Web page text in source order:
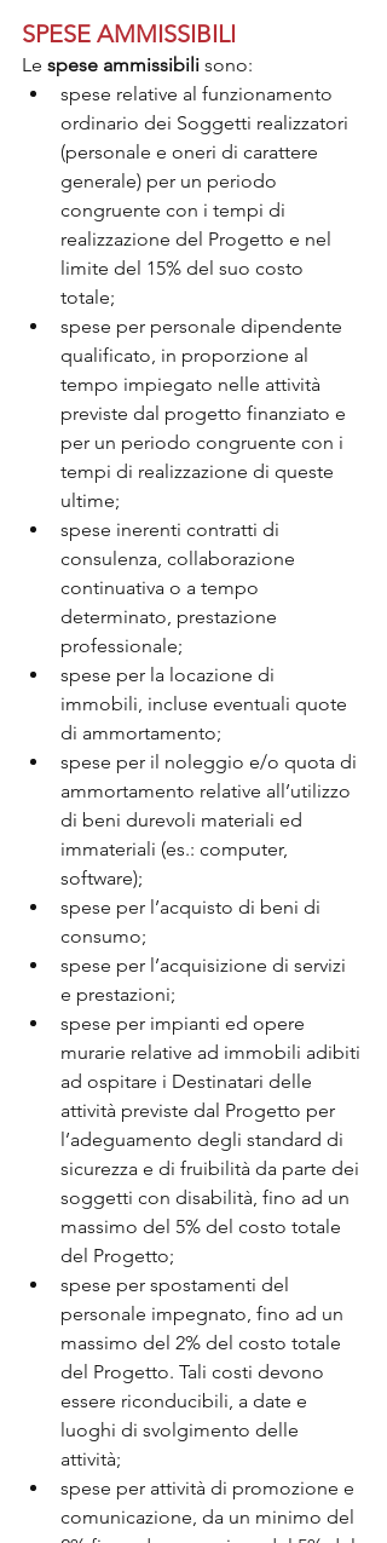
SPESE AMMISSIBILI
Le spese ammissibili sono:
spese relative al funzionamento
ordinario dei Soggetti realizzatori
(personale e oneri di carattere
generale) per un periodo
congruente con i tempi di
realizzazione del Progetto e nel
limite del 15% del suo costo
totale;
spese per personale dipendente
qualificato, in proporzione al
tempo impiegato nelle attività
previste dal progetto finanziato e
per un periodo congruente con i
tempi di realizzazione di queste
ultime;
spese inerenti contratti di
consulenza, collaborazione
continuativa o a tempo
determinato, prestazione
professionale;
spese per la locazione di
immobili, incluse eventuali quote
di ammortamento;
spese per il noleggio e/o quota di
ammortamento relative all’utilizzo
di beni durevoli materiali ed
immateriali (es.: computer,
software);
spese per l’acquisto di beni di
consumo;
spese per l’acquisizione di servizi
e prestazioni;
spese per impianti ed opere
murarie relative ad immobili adibiti
ad ospitare i Destinatari delle
attività previste dal Progetto per
l’adeguamento degli standard di
sicurezza e di fruibilità da parte dei
soggetti con disabilità, fino ad un
massimo del 5% del costo totale
del Progetto;
spese per spostamenti del
personale impegnato, fino ad un
massimo del 2% del costo totale
del Progetto. Tali costi devono
essere riconducibili, a date e
luoghi di svolgimento delle
attività;
spese per attività di promozione e
comunicazione, da un minimo del